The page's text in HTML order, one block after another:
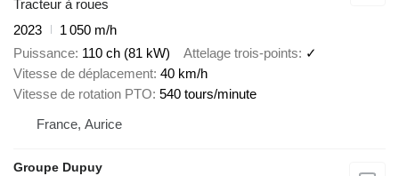
Tracteur à roues
2023
1 050 m/h
Puissance 110 ch (81 kW) Attelage trois-points
✓
Vitesse de déplacement 40 km/h
Vitesse de rotation PTO 540 tours/minute
France, Aurice
Groupe Dupuy